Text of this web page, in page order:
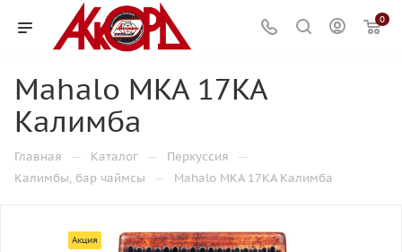
0
Mahalo MKA 17KA
Калимба
Главная — Каталог — Перкуссия —
Калимбы, бар чаймсы — Mahalo MKA 17KA Калимба
Акция